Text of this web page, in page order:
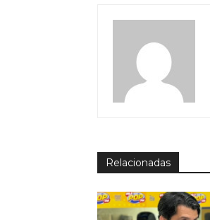
Relacionadas